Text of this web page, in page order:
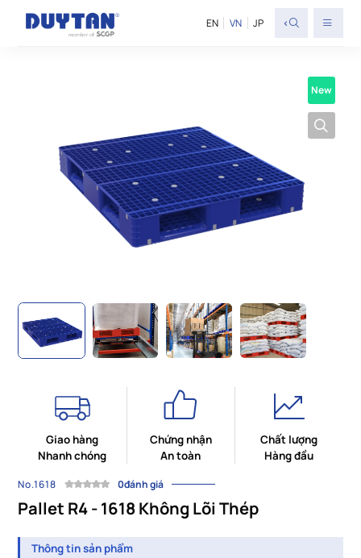
EN VN JP <
New
Giao hàng
Nhanh chóng
Chứng nhận
An toàn
Chất lượng
Hàng đầu
No.1618 0đánh giá
Pallet R4 - 1618 Không Lõi Thép
Thông tin sản phẩm